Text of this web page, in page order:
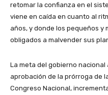
retomar la confianza en el
viene en caída en cuanto al
años, y donde los pequeños y
obligados a malvender sus
La meta del gobierno
aprobación de la prórroga de
Congreso Nacional,